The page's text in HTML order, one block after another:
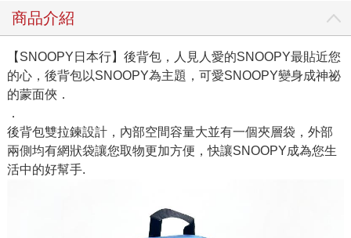
商品介紹
【SNOOPY日本行】後背包，人見人愛的SNOOPY最貼近您
的心，後背包以SNOOPY為主題，可愛SNOOPY變身成神祕
的蒙面俠．
．
後背包雙拉鍊設計，內部空間容量大並有一個夾層袋，外部
兩側均有網狀袋讓您取物更加方便，快讓SNOOPY成為您生
活中的好幫手.